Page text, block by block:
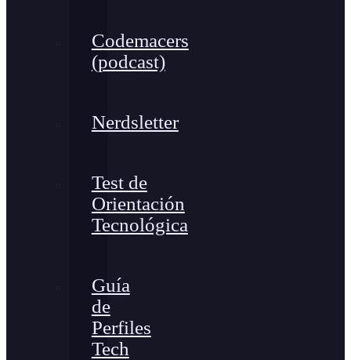
Codemacers
(podcast)
Nerdsletter
Test de
Orientación
Tecnológica
Guía
de
Perfiles
Tech